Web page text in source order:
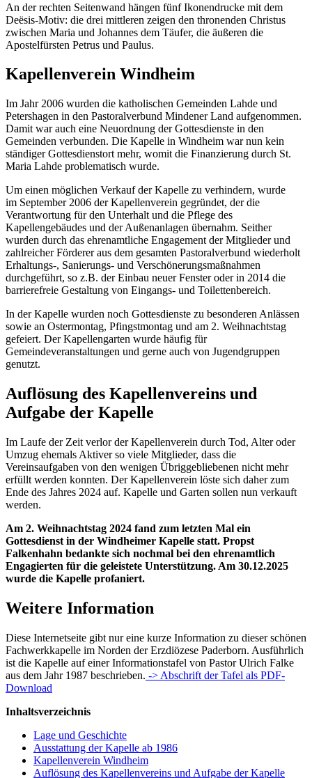
An der rechten Seitenwand hängen fünf Ikonendrucke mit dem
Deësis-Motiv: die drei mittleren zeigen den thronenden Christus
zwischen Maria und Johannes dem Täufer, die äußeren die
Apostelfürsten Petrus und Paulus.
Kapellenverein Windheim
Im Jahr 2006 wurden die katholischen Gemeinden Lahde und
Petershagen in den Pastoralverbund Mindener Land aufgenommen.
Damit war auch eine Neuordnung der Gottesdienste in den
Gemeinden verbunden. Die Kapelle in Windheim war nun kein
ständiger Gottesdienstort mehr, womit die Finanzierung durch St.
Maria Lahde problematisch wurde.
Um einen möglichen Verkauf der Kapelle zu verhindern, wurde
im September 2006 der Kapellenverein gegründet, der die
Verantwortung für den Unterhalt und die Pflege des
Kapellengebäudes und der Außenanlagen übernahm. Seither
wurden durch das ehrenamtliche Engagement der Mitglieder und
zahlreicher Förderer aus dem gesamten Pastoralverbund wiederholt
Erhaltungs-, Sanierungs- und Verschönerungsmaßnahmen
durchgeführt, so z.B. der Einbau neuer Fenster oder in 2014 die
barrierefreie Gestaltung von Eingangs- und Toilettenbereich.
In der Kapelle wurden noch Gottesdienste zu besonderen Anlässen
sowie an Ostermontag, Pfingstmontag und am 2. Weihnachtstag
gefeiert. Der Kapellengarten wurde häufig für
Gemeindeveranstaltungen und gerne auch von Jugendgruppen
genutzt.
Auflösung des Kapellenvereins und
Aufgabe der Kapelle
Im Laufe der Zeit verlor der Kapellenverein durch Tod, Alter oder
Umzug ehemals Aktiver so viele Mitglieder, dass die
Vereinsaufgaben von den wenigen Übrig­gebliebenen nicht mehr
erfüllt werden konnten. Der Kapellenverein löste sich daher zum
Ende des Jahres 2024 auf. Kapelle und Garten sollen nun verkauft
werden.
Am 2. Weihnachtstag 2024 fand zum letzten Mal ein
Gottesdienst in der Windheimer Kapelle statt. Propst
Falkenhahn bedankte sich nochmal bei den ehrenamtlich
Engagierten für die geleistete Unterstützung. Am 30.12.2025
wurde die Kapelle profaniert.
Weitere Information
Diese Internetseite gibt nur eine kurze Information zu dieser schönen
Fachwerk­­kapelle im Norden der Erzdiözese Paderborn. Ausführlich
ist die Kapelle auf einer Informationstafel von Pastor Ulrich Falke
aus dem Jahr 1987 beschrieben. -> Abschrift der Tafel als PDF-
Download
Inhaltsverzeichnis
Lage und Geschichte
Ausstattung der Kapelle ab 1986
Kapellenverein Windheim
Auflösung des Kapellenvereins und Aufgabe der Kapelle